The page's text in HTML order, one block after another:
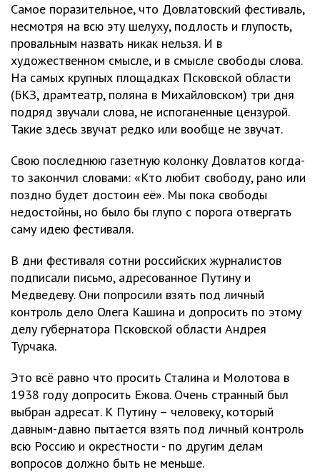
Самое поразительное, что Довлатовский фестиваль,
несмотря на всю эту шелуху, подлость и глупость,
провальным назвать никак нельзя. И в
художественном смысле, и в смысле свободы слова.
На самых крупных площадках Псковской области
(БКЗ, драмтеатр, поляна в Михайловском) три дня
подряд звучали слова, не испоганенные цензурой.
Такие здесь звучат редко или вообще не звучат.
Свою последнюю газетную колонку Довлатов когда-
то закончил словами: «Кто любит свободу, рано или
поздно будет достоин её». Мы пока свободы
недостойны, но было бы глупо с порога отвергать
саму идею фестиваля.
В дни фестиваля сотни российских журналистов
подписали письмо, адресованное Путину и
Медведеву. Они попросили взять под личный
контроль дело Олега Кашина и допросить по этому
делу губернатора Псковской области Андрея
Турчака.
Это всё равно что просить Сталина и Молотова в
1938 году допросить Ежова. Очень странный был
выбран адресат. К Путину – человеку, который
давным-давно пытается взять под личный контроль
всю Россию и окрестности - по другим делам
вопросов должно быть не меньше.